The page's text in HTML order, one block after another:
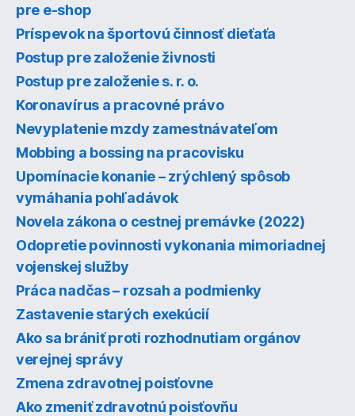
pre e-shop
Príspevok na športovú činnosť dieťaťa
Postup pre založenie živnosti
Postup pre založenie s. r. o.
Koronavírus a pracovné právo
Nevyplatenie mzdy zamestnávateľom
Mobbing a bossing na pracovisku
Upomínacie konanie – zrýchlený spôsob
vymáhania pohľadávok
Novela zákona o cestnej premávke (2022)
Odopretie povinnosti vykonania mimoriadnej
vojenskej služby
Práca nadčas – rozsah a podmienky
Zastavenie starých exekúcií
Ako sa brániť proti rozhodnutiam orgánov
verejnej správy
Zmena zdravotnej poisťovne
Ako zmeniť zdravotnú poisťovňu